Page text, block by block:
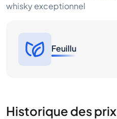
whisky exceptionnel
Feuillu
Historique des prix